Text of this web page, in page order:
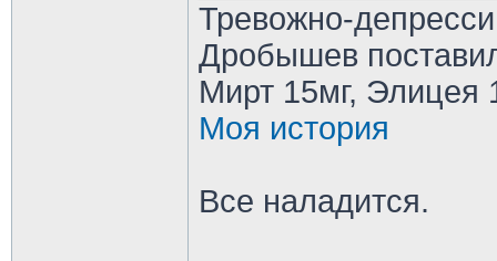
Тревожно-
Дробышев
Мирт 15мг, Элицея
Моя история
Все наладится.